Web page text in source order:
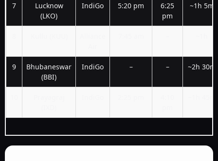
7
Lucknow
(LKO)
IndiGo 5:20 pm
6:25
pm
~1h 5m
9
Bhubaneswar
(BBI)
IndiGo – – ~2h 30m